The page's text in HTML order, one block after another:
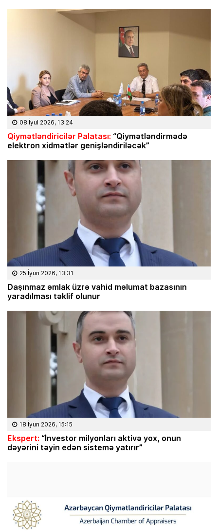
08 İyul 2026, 13:24
Qiymətləndiricilər Palatası: “Qiymətləndirmədə
elektron xidmətlər genişləndiriləcək”
25 İyun 2026, 13:31
Daşınmaz əmlak üzrə vahid məlumat bazasının
yaradılması təklif olunur
18 İyun 2026, 15:15
Ekspert: “İnvestor milyonları aktivə yox, onun
dəyərini təyin edən sistemə yatırır”